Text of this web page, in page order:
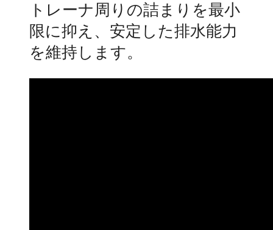
トレーナ周りの詰まりを最小
限に抑え、安定した排水能力
を維持します。